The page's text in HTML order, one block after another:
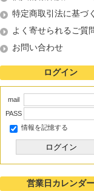
特定商取引法に基づ
よく寄せられるご質
お問い合わせ
ログイン
mail
PASS
情報を記憶する
ログイン
営業日カレンダー